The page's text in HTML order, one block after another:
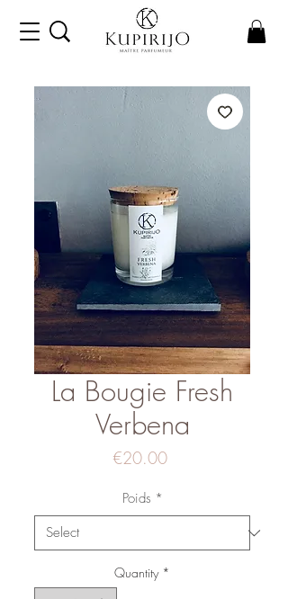
La Bougie Fresh
Verbena
€20.00Price
Poids *
Quantity *